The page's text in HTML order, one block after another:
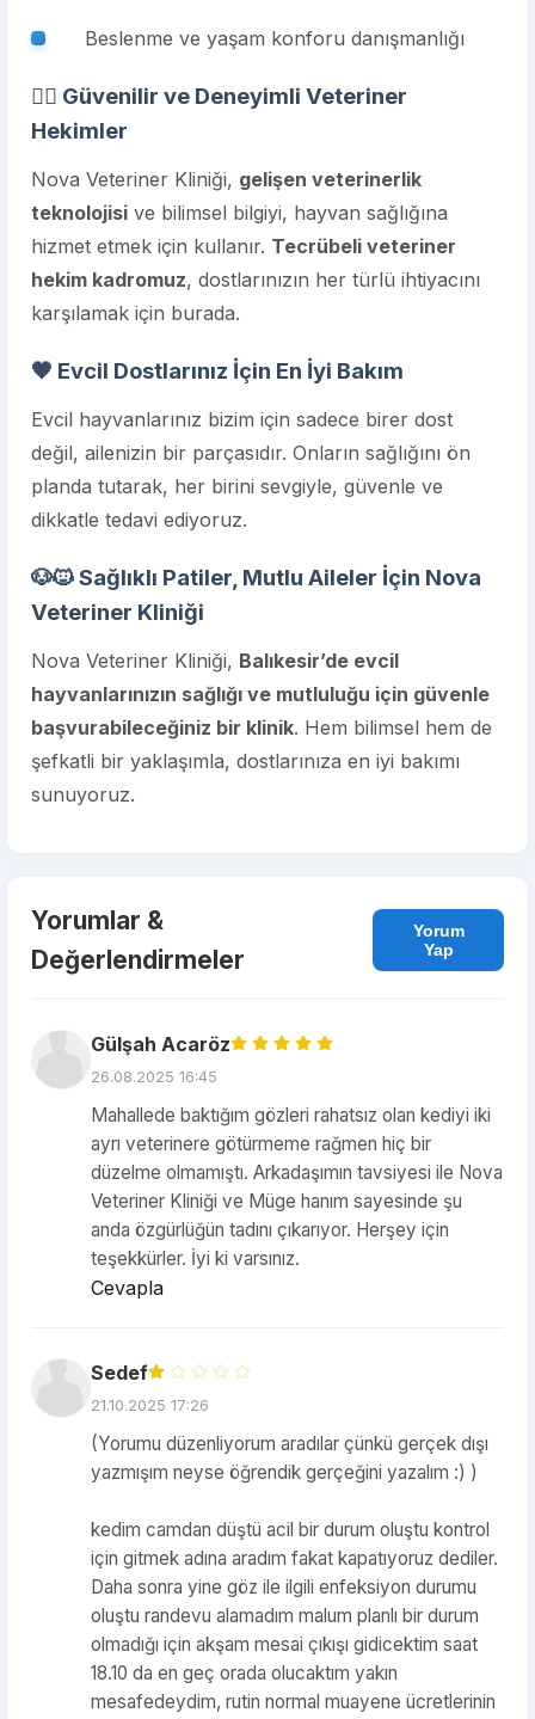
Beslenme ve yaşam konforu danışmanlığı
👨‍⚕️ Güvenilir ve Deneyimli Veteriner
Hekimler
Nova Veteriner Kliniği, gelişen veterinerlik
teknolojisi ve bilimsel bilgiyi, hayvan sağlığına
hizmet etmek için kullanır. Tecrübeli veteriner
hekim kadromuz, dostlarınızın her türlü ihtiyacını
karşılamak için burada.
🧡 Evcil Dostlarınız İçin En İyi Bakım
Evcil hayvanlarınız bizim için sadece birer dost
değil, ailenizin bir parçasıdır. Onların sağlığını ön
planda tutarak, her birini sevgiyle, güvenle ve
dikkatle tedavi ediyoruz.
🐶🐱 Sağlıklı Patiler, Mutlu Aileler İçin Nova
Veteriner Kliniği
Nova Veteriner Kliniği, Balıkesir’de evcil
hayvanlarınızın sağlığı ve mutluluğu için güvenle
başvurabileceğiniz bir klinik. Hem bilimsel hem de
şefkatli bir yaklaşımla, dostlarınıza en iyi bakımı
sunuyoruz.
Yorumlar &
Değerlendirmeler
Yorum
Yap
Gülşah Acaröz
26.08.2025 16:45
Mahallede baktığım gözleri rahatsız olan kediyi iki
ayrı veterinere götürmeme rağmen hiç bir
düzelme olmamıştı. Arkadaşımın tavsiyesi ile Nova
Veteriner Kliniği ve Müge hanım sayesinde şu
anda özgürlüğün tadını çıkarıyor. Herşey için
teşekkürler. İyi ki varsınız.
Cevapla
Sedef
21.10.2025 17:26
(Yorumu düzenliyorum aradılar çünkü gerçek dışı
yazmışım neyse öğrendik gerçeğini yazalım :) )
kedim camdan düştü acil bir durum oluştu kontrol
için gitmek adına aradım fakat kapatıyoruz dediler.
Daha sonra yine göz ile ilgili enfeksiyon durumu
oluştu randevu alamadım malum planlı bir durum
olmadığı için akşam mesai çıkışı gidicektim saat
18.10 da en geç orada olucaktım yakın
mesafedeydim, rutin normal muayene ücretlerinin